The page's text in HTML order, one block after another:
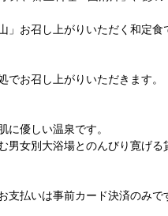
」お召し上がりいただく和定食
でお召し上がりいただきます。
に優しい温泉です。
男女別大浴場とのんびり寛げ
払いは事前カード決済のみで